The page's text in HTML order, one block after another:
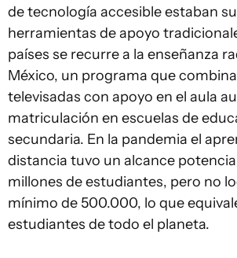
de tecnología accesible estaban
herramientas de apoyo
países se recurre a la enseñanza
México, un programa que
televisadas con apoyo en el aula
matriculación en escuelas de
secundaria. En la pandemia el
distancia tuvo un alcance
millones de estudiantes, pero no
mínimo de 500.000, lo que
estudiantes de todo el planeta.